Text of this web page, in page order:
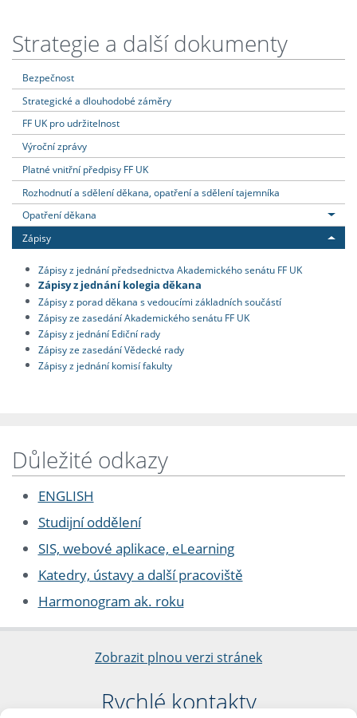
Strategie a další dokumenty
Bezpečnost
Strategické a dlouhodobé záměry
FF UK pro udržitelnost
Výroční zprávy
Platné vnitřní předpisy FF UK
Rozhodnutí a sdělení děkana, opatření a sdělení tajemníka
Opatření děkana
Zápisy
Zápisy z jednání předsednictva Akademického senátu FF UK
Zápisy z jednání kolegia děkana
Zápisy z porad děkana s vedoucími základních součástí
Zápisy ze zasedání Akademického senátu FF UK
Zápisy z jednání Ediční rady
Zápisy ze zasedání Vědecké rady
Zápisy z jednání komisí fakulty
Důležité odkazy
ENGLISH
Studijní oddělení
SIS, webové aplikace, eLearning
Katedry, ústavy a další pracoviště
Harmonogram ak. roku
Zobrazit plnou verzi stránek
Rychlé kontakty